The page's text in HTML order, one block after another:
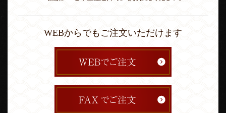
WEBからでもご注文いただけます